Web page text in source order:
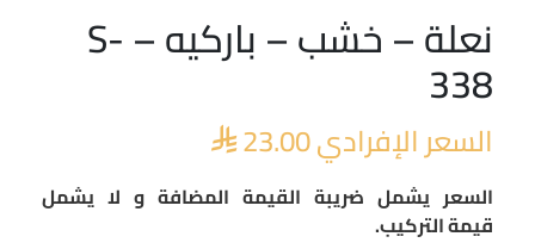
نعلة – خشب – باركيه – S-
338
السعر الإفرادي 23.00
السعر يشمل ضريبة القيمة المضافة و لا يشمل
قيمة التركيب.